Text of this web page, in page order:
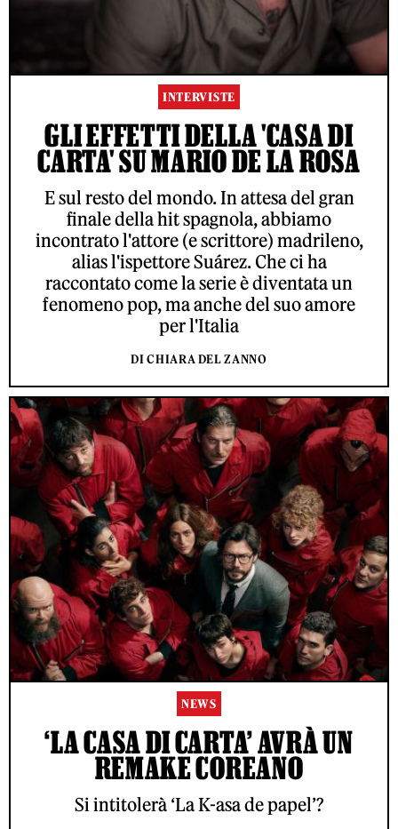
INTERVISTE
GLI EFFETTI DELLA 'CASA DI
CARTA' SU MARIO DE LA ROSA
E sul resto del mondo. In attesa del gran
finale della hit spagnola, abbiamo
incontrato l'attore (e scrittore) madrileno,
alias l'ispettore Suárez. Che ci ha
raccontato come la serie è diventata un
fenomeno pop, ma anche del suo amore
per l'Italia
DI CHIARA DEL ZANNO
NEWS
‘LA CASA DI CARTA’ AVRÀ UN
REMAKE COREANO
Si intitolerà ‘La K-asa de papel’?